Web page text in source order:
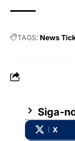
TAGS: News
Siga-
X